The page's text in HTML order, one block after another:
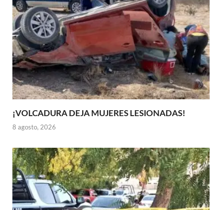
¡VOLCADURA DEJA MUJERES LESIONADAS!
8 agosto, 2026